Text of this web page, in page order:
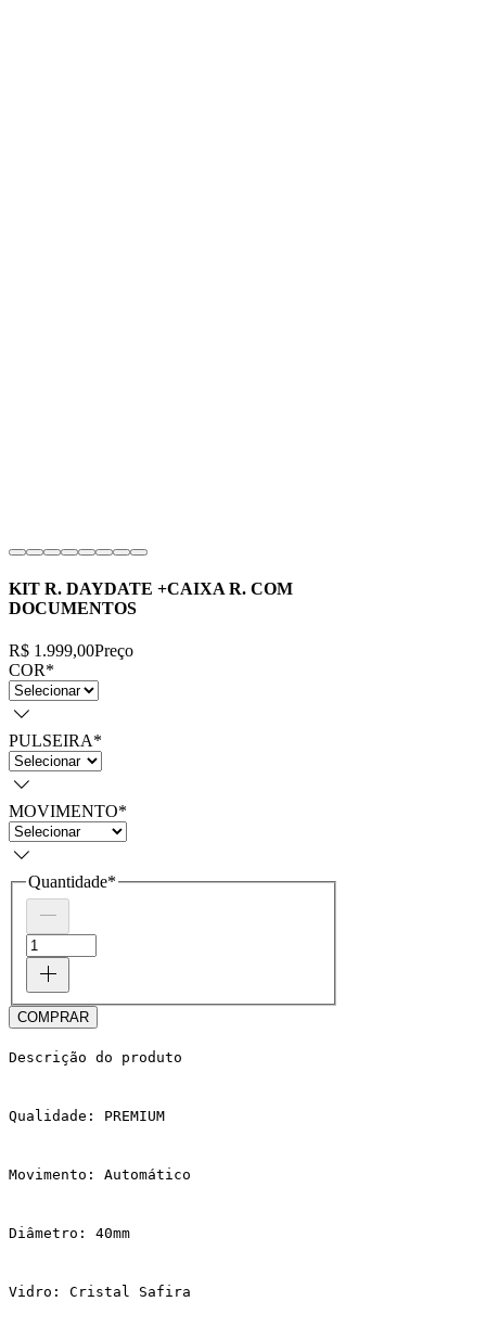
KIT R. DAYDATE +CAIXA R. COM
DOCUMENTOS
R$ 1.999,00Preço
COR*
PULSEIRA*
MOVIMENTO*
Quantidade*
COMPRAR
Descrição do produto
Qualidade: PREMIUM
Movimento: Automático
Diâmetro: 40mm
Vidro: Cristal Safira